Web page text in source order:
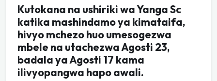
Kutokana na ushiriki wa Yanga Sc
katika mashindamo ya kimataifa,
hivyo mchezo huo umesogezwa
mbele na utachezwa Agosti 23,
badala ya Agosti 17 kama
ilivyopangwa hapo awali.